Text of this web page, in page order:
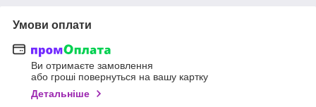
Умови оплати
Ви отримаєте замовлення
або гроші повернуться на вашу картку
Детальніше